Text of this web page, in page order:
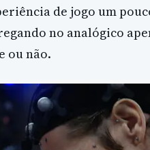
de jogo um
no analógico
ou não.